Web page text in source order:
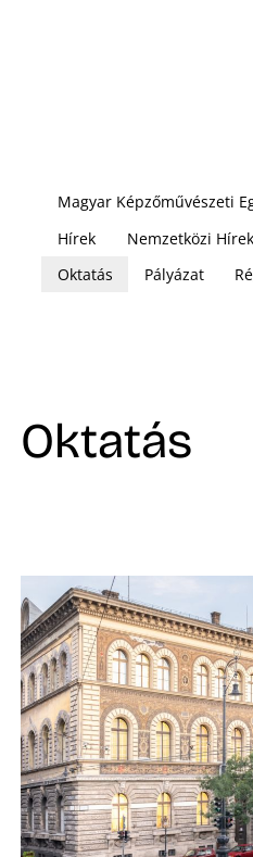
Magyar Képzőművészeti
Hírek
Nemzetközi Hírek
Oktatás
Pályázat
Oktatás